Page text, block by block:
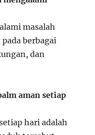
masalah
berbagai
dan
aman setiap
hari adalah